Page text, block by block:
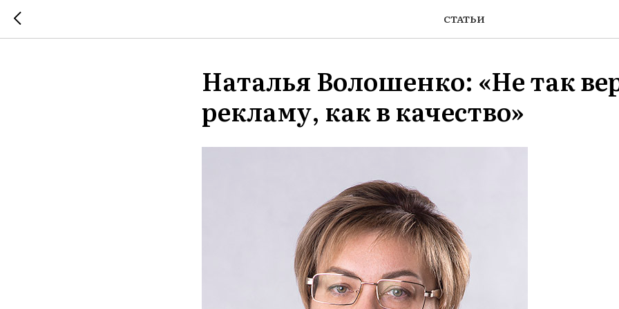
СТАТЬИ
Наталья Волошенко: «Не так
рекламу, как в качество»